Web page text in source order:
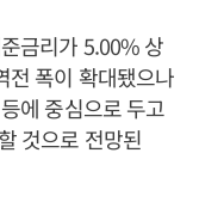
금리가 5.00% 상
전 폭이 확대됐으나
에 중심으로 두고
것으로 전망된